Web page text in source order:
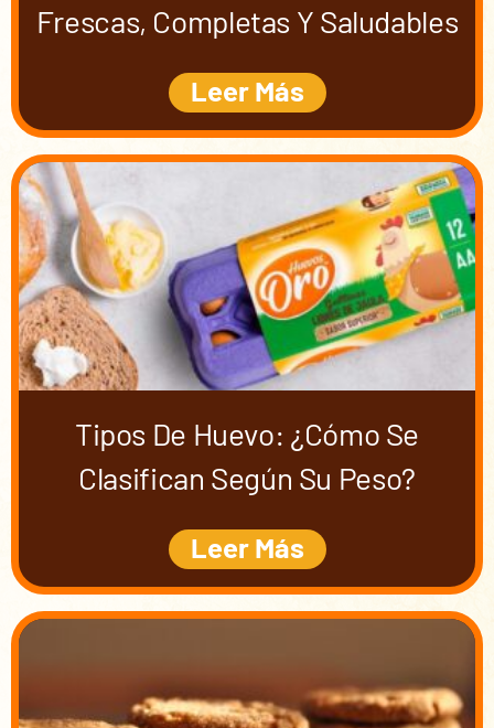
Frescas, Completas Y Saludables
Leer Más
Tipos De Huevo: ¿cómo Se
Clasifican Según Su Peso?
Leer Más